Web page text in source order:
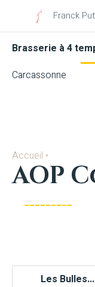
Franck
Brasserie à 4
Carcassonne
Accueil •
AOP
Les